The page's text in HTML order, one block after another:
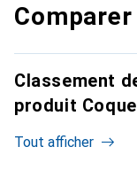
Classement
produit
Tout afficher